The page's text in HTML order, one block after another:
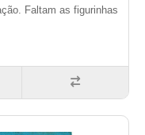
Faltam as figurinhas